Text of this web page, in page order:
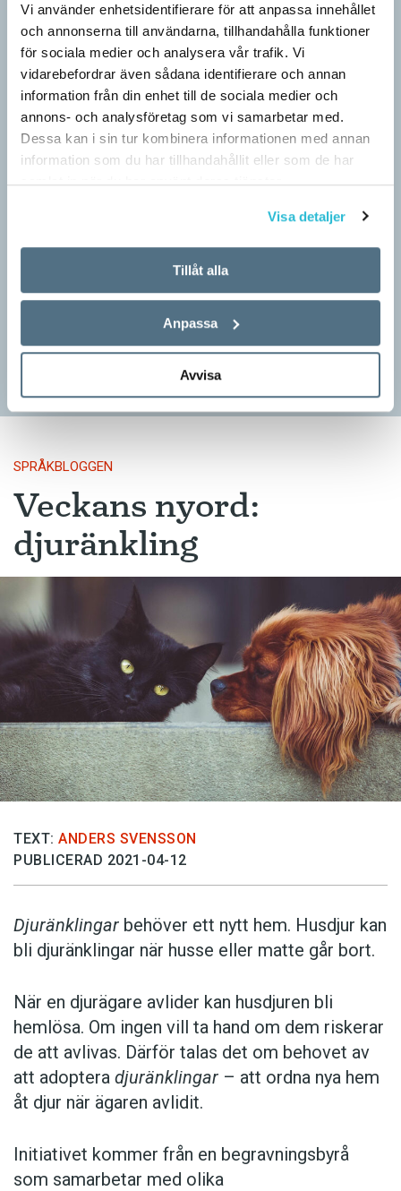
Vi använder enhetsidentifierare för att anpassa innehållet
och annonserna till användarna, tillhandahålla funktioner
för sociala medier och analysera vår trafik. Vi
vidarebefordrar även sådana identifierare och annan
information från din enhet till de sociala medier och
annons- och analysföretag som vi samarbetar med.
Dessa kan i sin tur kombinera informationen med annan
information som du har tillhandahållit eller som de har
samlat in när du har använt deras tjänster.
Visa detaljer
Tillåt alla
Anpassa
Avvisa
Pressmeddelande: Hjovisst älskar vi
– Vinnarna visar att lyckade ordvitsar alltid går hem. En bra
kommunen med en humoristisk knorr, säger Anders Svensson,
…
SPRÅKBLOGGEN
Veckans nyord:
djuränkling
TEXT: ANDERS SVENSSON
PUBLICERAD 2021-04-12
Djuränklingar behöver ett nytt hem. Husdjur kan
bli djuränklingar när husse eller matte går bort.
När en djurägare avlider kan husdjuren bli
hemlösa. Om ingen vill ta hand om dem riskerar
de att avlivas. Därför talas det om behovet av
att adoptera djuränklingar – att ordna nya hem
åt djur när ägaren avlidit.
Initiativet kommer från en begravningsbyrå
som samarbetar med olika